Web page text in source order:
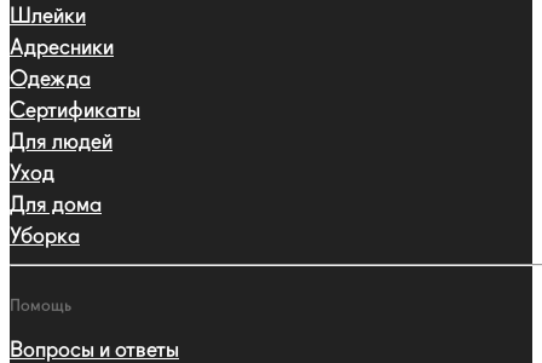
Шлейки
Адресники
Одежда
Сертификаты
Для людей
Уход
Для дома
Уборка
Помощь
Вопросы и ответы